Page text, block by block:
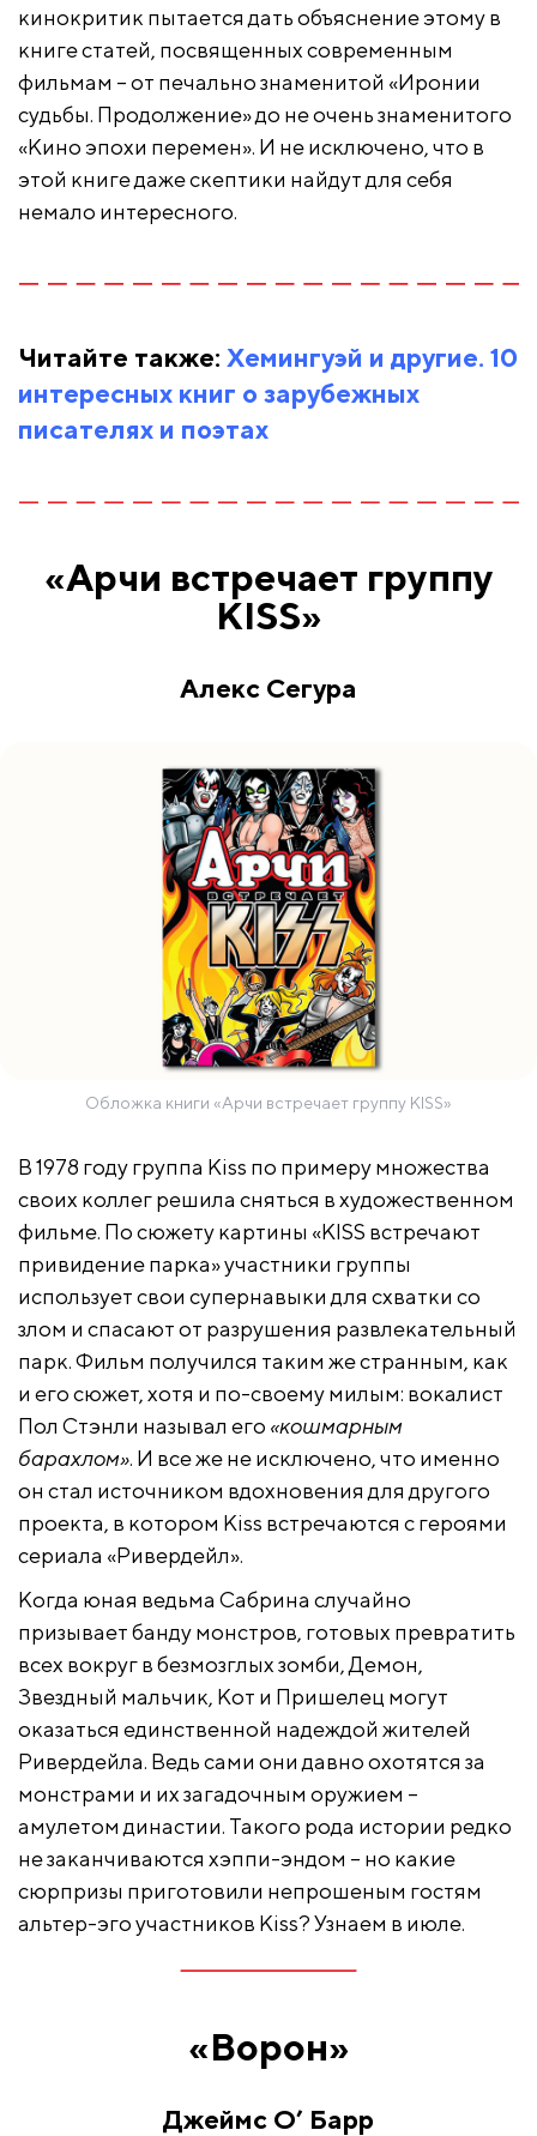
кинокритик пытается дать объяснение этому в
книге статей, посвященных современным
фильмам – от печально знаменитой «Иронии
судьбы. Продолжение» до не очень знаменитого
«Кино эпохи перемен». И не исключено, что в
этой книге даже скептики найдут для себя
немало интересного.
Читайте также: Хемингуэй и другие. 10
интересных книг о зарубежных
писателях и поэтах
«Арчи встречает группу
KISS»
Алекс Сегура
Обложка книги «Арчи встречает группу KISS»
В 1978 году группа Kiss по примеру множества
своих коллег решила сняться в художественном
фильме. По сюжету картины «KISS встречают
привидение парка» участники группы
использует свои супернавыки для схватки со
злом и спасают от разрушения развлекательный
парк. Фильм получился таким же странным, как
и его сюжет, хотя и по-своему милым: вокалист
Пол Стэнли называл его «кошмарным
барахлом». И все же не исключено, что именно
он стал источником вдохновения для другого
проекта, в котором Kiss встречаются с героями
сериала «Ривердейл».
Когда юная ведьма Сабрина случайно
призывает банду монстров, готовых превратить
всех вокруг в безмозглых зомби, Демон,
Звездный мальчик, Кот и Пришелец могут
оказаться единственной надеждой жителей
Ривердейла. Ведь сами они давно охотятся за
монстрами и их загадочным оружием –
амулетом династии. Такого рода истории редко
не заканчиваются хэппи-эндом – но какие
сюрпризы приготовили непрошеным гостям
альтер-эго участников Kiss? Узнаем в июле.
«Ворон»
Джеймс О’ Барр